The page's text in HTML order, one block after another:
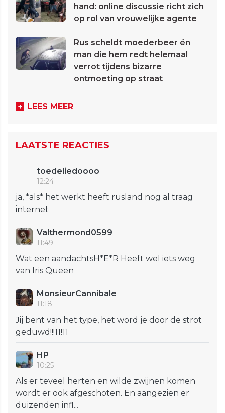
hand: online discussie richt zich
op rol van vrouwelijke agente
Rus scheldt moederbeer én
man die hem redt helemaal
verrot tijdens bizarre
ontmoeting op straat
LEES MEER
LAATSTE REACTIES
toedeliedoooo
12:24
ja, *als* het werkt heeft rusland nog al traag
internet
Valthermond0599
11:49
Wat een aandachtsH*E*R Heeft wel iets weg
van Iris Queen
MonsieurCannibale
11:18
Jij bent van het type, het word je door de strot
geduwd!!!11!11
HP
10:25
Als er teveel herten en wilde zwijnen komen
wordt er ook afgeschoten. En aangezien er
duizenden infl...